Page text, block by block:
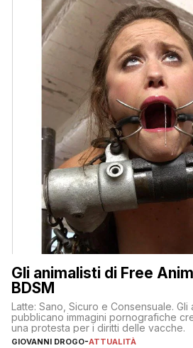
Gli animalisti di Free
BDSM
Latte: Sano, Sicuro e Consensuale. Gli
pubblicano immagini pornografiche
una protesta per i diritti delle vacche.
GIOVANNI DROGO-ATTUALITÀ